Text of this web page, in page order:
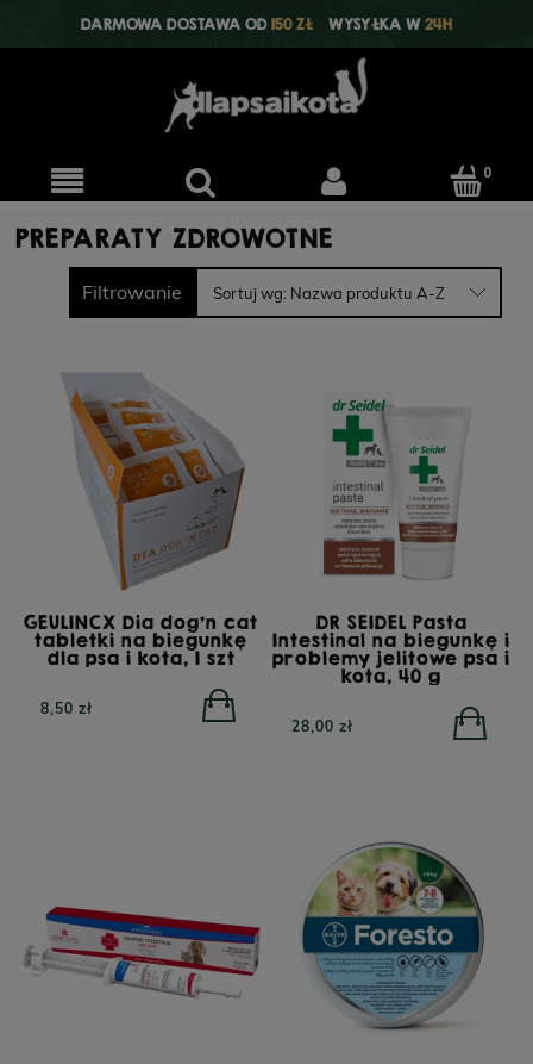
DARMOWA DOSTAWA OD150 ZŁ WYSYŁKA W24H
PREPARATY ZDROWOTNE
Filtrowanie Sortuj wg: Nazwa produktu A-Z
GEULINCX Dia dog’n cat
tabletki na biegunkę
dla psa i kota, 1 szt
8,50 zł
DR SEIDEL Pasta
Intestinal na biegunkę i
problemy jelitowe psa i
kota, 40 g
28,00 zł